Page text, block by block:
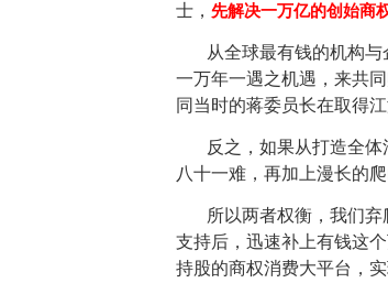
士， 先解决一万亿的创始商
从全球最有钱的机构
一万年一遇之机遇，来共
同当时的蒋委员长在取得
反之，如果从打造全
八十一难，再加上漫长的
所以两者权衡 ，我们
支持后，迅速补上有钱这
持股的商权消费大平台，